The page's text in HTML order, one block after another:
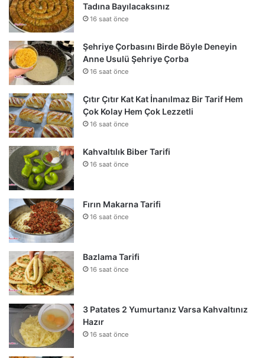
Tadına Bayılacaksınız
16 saat önce
Şehriye Çorbasını Birde Böyle Deneyin
Anne Usulü Şehriye Çorba
16 saat önce
Çıtır Çıtır Kat Kat İnanılmaz Bir Tarif Hem
Çok Kolay Hem Çok Lezzetli
16 saat önce
Kahvaltılık Biber Tarifi
16 saat önce
Fırın Makarna Tarifi
16 saat önce
Bazlama Tarifi
16 saat önce
3 Patates 2 Yumurtanız Varsa Kahvaltınız
Hazır
16 saat önce